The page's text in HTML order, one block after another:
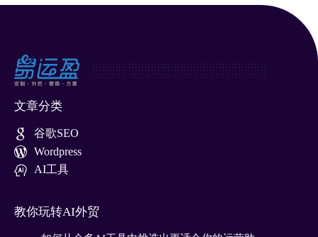
文章分类
谷歌SEO
Wordpress
AI工具
教你玩转AI外贸